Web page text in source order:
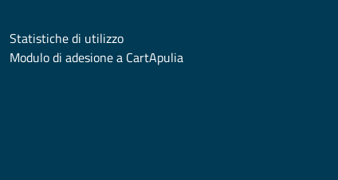
Statistiche di utilizzo
Modulo di adesione a CartApulia